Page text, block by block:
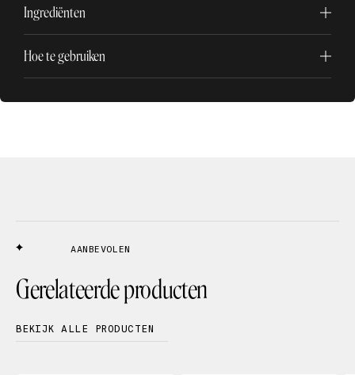
Ingrediënten
Hoe te gebruiken
AANBEVOLEN
Gerelateerde producten
BEKIJK ALLE PRODUCTEN